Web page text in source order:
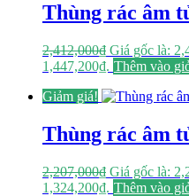
Thùng rác âm
2,412,000₫ Giá gốc là:
1,447,200₫. Thêm vào
Giảm giá!
Thùng rác âm
2,207,000₫ Giá gốc là:
1,324,200₫. Thêm vào